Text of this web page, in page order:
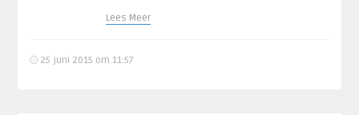
Lees Meer
25 juni 2015 om 11:57